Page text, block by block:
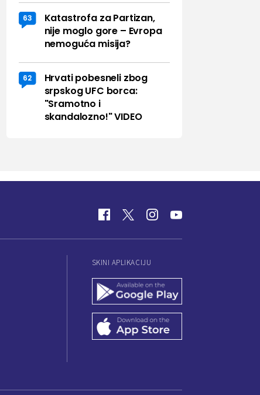
63
Katastrofa za Partizan,
nije moglo gore – Evropa
nemoguća misija?
62
Hrvati pobesneli zbog
srpskog UFC borca:
"Sramotno i
skandalozno!" VIDEO
SKINI APLIKACIJU